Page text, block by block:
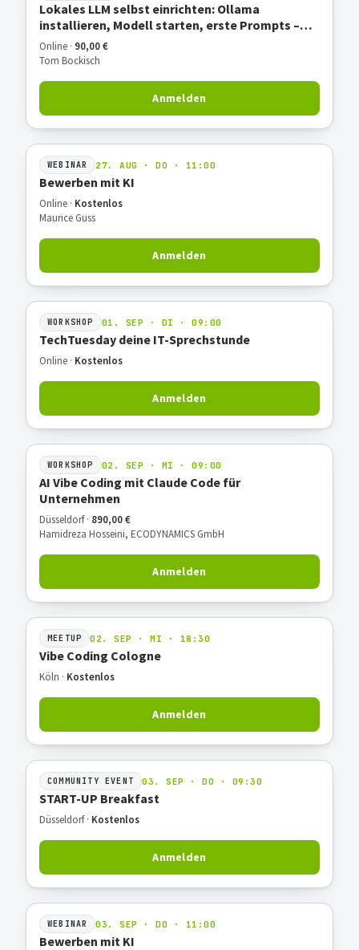
Lokales LLM selbst einrichten: Ollama
installieren, Modell starten, erste Prompts –
Hands-on
Online · 90,00 €
Tom Bockisch
Anmelden
WEBINAR 27. AUG · DO · 11:00
Bewerben mit KI
Online · Kostenlos
Maurice Guss
Anmelden
WORKSHOP 01. SEP · DI · 09:00
TechTuesday deine IT-Sprechstunde
Online · Kostenlos
Anmelden
WORKSHOP 02. SEP · MI · 09:00
AI Vibe Coding mit Claude Code für
Unternehmen
Düsseldorf · 890,00 €
Hamidreza Hosseini, ECODYNAMICS GmbH
Anmelden
MEETUP 02. SEP · MI · 18:30
Vibe Coding Cologne
Köln · Kostenlos
Anmelden
COMMUNITY EVENT 03. SEP · DO · 09:30
START-UP Breakfast
Düsseldorf · Kostenlos
Anmelden
WEBINAR 03. SEP · DO · 11:00
Bewerben mit KI